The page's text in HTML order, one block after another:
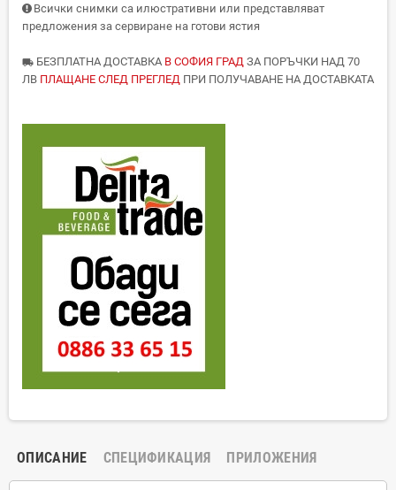
Всички снимки са илюстративни или представляват
предложения за сервиране на готови ястия
local_shipping БЕЗПЛАТНА ДОСТАВКА В СОФИЯ ГРАД ЗА ПОРЪЧКИ НАД 70
ЛВ ПЛАЩАНЕ СЛЕД ПРЕГЛЕД ПРИ ПОЛУЧАВАНЕ НА ДОСТАВКАТА
ОПИСАНИЕ СПЕЦИФИКАЦИЯ ПРИЛОЖЕНИЯ